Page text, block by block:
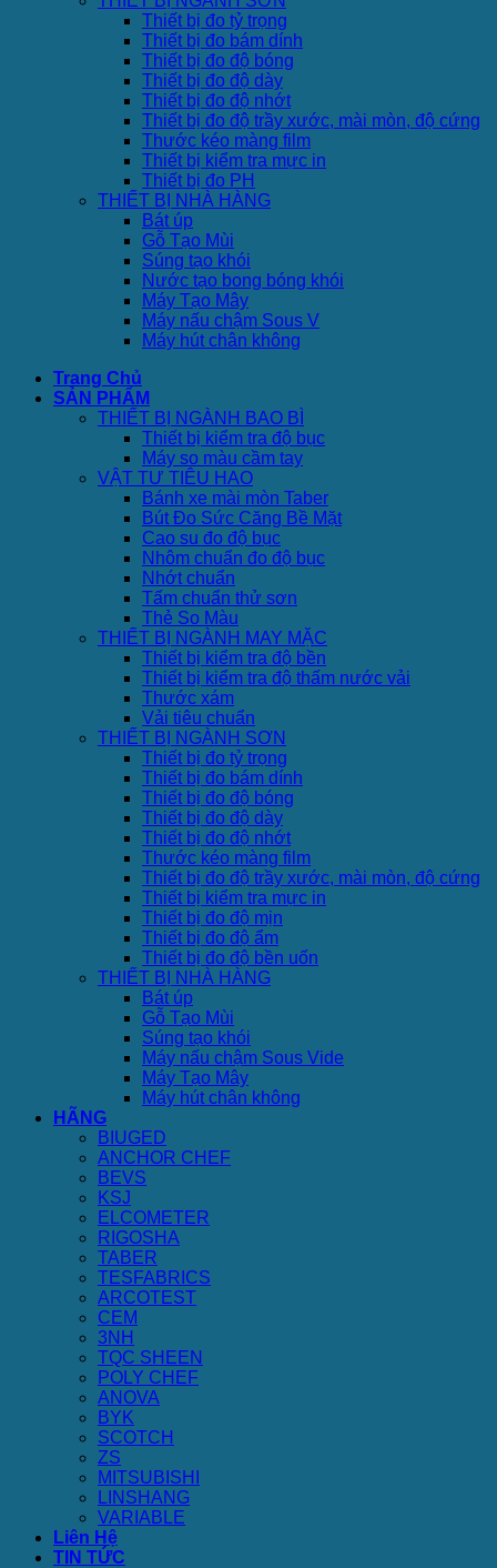
Thiết bị đo tỷ trọng
Thiết bị đo bám dính
Thiết bị đo độ bóng
Thiết bị đo độ dày
Thiết bị đo độ nhớt
Thiết bị đo độ trầy xước, mài mòn, độ cứng
Thước kéo màng film
Thiết bị kiểm tra mực in
Thiết bị đo PH
THIẾT BỊ NHÀ HÀNG
Bát úp
Gỗ Tạo Mùi
Súng tạo khói
Nước tạo bong bóng khói
Máy Tạo Mây
Máy nấu chậm Sous V
Máy hút chân không
Trang Chủ
SẢN PHẨM
THIẾT BỊ NGÀNH BAO BÌ
Thiết bị kiểm tra độ bục
Máy so màu cầm tay
VẬT TƯ TIÊU HAO
Bánh xe mài mòn Taber
Bút Đo Sức Căng Bề Mặt
Cao su đo độ bục
Nhôm chuẩn đo độ bục
Nhớt chuẩn
Tấm chuẩn thử sơn
Thẻ So Màu
THIẾT BỊ NGÀNH MAY MẶC
Thiết bị kiểm tra độ bền
Thiết bị kiểm tra độ thấm nước vải
Thước xám
Vải tiêu chuẩn
THIẾT BỊ NGÀNH SƠN
Thiết bị đo tỷ trọng
Thiết bị đo bám dính
Thiết bị đo độ bóng
Thiết bị đo độ dày
Thiết bị đo độ nhớt
Thước kéo màng film
Thiết bị đo độ trầy xước, mài mòn, độ cứng
Thiết bị kiểm tra mực in
Thiết bị đo độ mịn
Thiết bị đo độ ẩm
Thiết bị đo độ bền uốn
THIẾT BỊ NHÀ HÀNG
Bát úp
Gỗ Tạo Mùi
Súng tạo khói
Máy nấu chậm Sous Vide
Máy Tạo Mây
Máy hút chân không
HÃNG
BIUGED
ANCHOR CHEF
BEVS
KSJ
ELCOMETER
RIGOSHA
TABER
TESFABRICS
ARCOTEST
CEM
3NH
TQC SHEEN
POLY CHEF
ANOVA
BYK
SCOTCH
ZS
MITSUBISHI
LINSHANG
VARIABLE
Liên Hệ
TIN TỨC